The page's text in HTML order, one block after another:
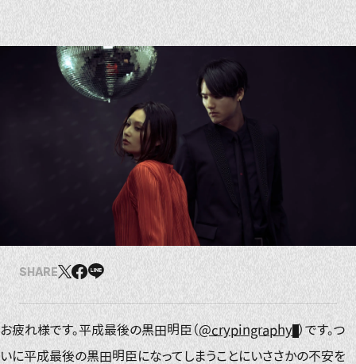
SHARE
お疲れ様です。平成最後の黒田明臣（@crypingraphy ）です。つ
いに平成最後の黒田明臣になってしまうことにいささかの不安を